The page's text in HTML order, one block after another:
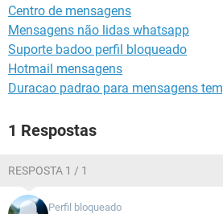
Centro de mensagens
Mensagens não lidas whatsapp
Suporte badoo perfil bloqueado
Hotmail mensagens
Duracao padrao para mensagens
1 Respostas
RESPOSTA 1 / 1
Perfil bloqueado